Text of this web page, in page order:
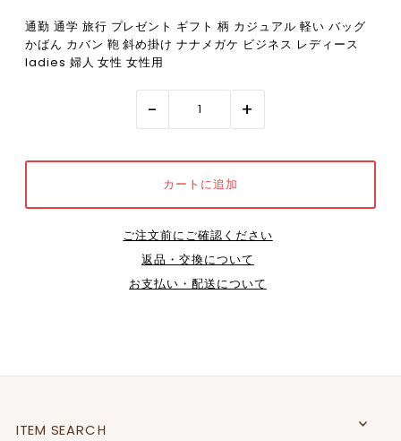
通勤 通学 旅行 プレゼント ギフト 柄 カジュアル 軽い バッグ
かばん カバン 鞄 斜め掛け ナナメガケ ビジネス レディース
ladies 婦人 女性 女性用
- +
ご注文前にご確認ください
返品・交換について
お支払い・配送について
ITEM SEARCＨ